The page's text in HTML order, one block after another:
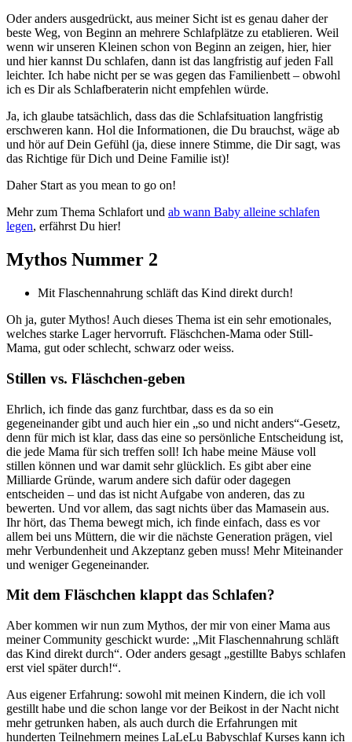
Oder anders ausgedrückt, aus meiner Sicht ist es genau daher der
beste Weg, von Beginn an mehrere Schlafplätze zu etablieren. Weil
wenn wir unseren Kleinen schon von Beginn an zeigen, hier, hier
und hier kannst Du schlafen, dann ist das langfristig auf jeden Fall
leichter. Ich habe nicht per se was gegen das Familienbett – obwohl
ich es Dir als Schlafberaterin nicht empfehlen würde.
Ja, ich glaube tatsächlich, dass das die Schlafsituation langfristig
erschweren kann. Hol die Informationen, die Du brauchst, wäge ab
und hör auf Dein Gefühl (ja, diese innere Stimme, die Dir sagt, was
das Richtige für Dich und Deine Familie ist)!
Daher Start as you mean to go on!
Mehr zum Thema Schlafort und ab wann Baby alleine schlafen
legen, erfährst Du hier!
Mythos Nummer 2
Mit Flaschennahrung schläft das Kind direkt durch!
Oh ja, guter Mythos! Auch dieses Thema ist ein sehr emotionales,
welches starke Lager hervorruft. Fläschchen-Mama oder Still-
Mama, gut oder schlecht, schwarz oder weiss.
Stillen vs. Fläschchen-geben
Ehrlich, ich finde das ganz furchtbar, dass es da so ein
gegeneinander gibt und auch hier ein „so und nicht anders“-Gesetz,
denn für mich ist klar, dass das eine so persönliche Entscheidung ist,
die jede Mama für sich treffen soll! Ich habe meine Mäuse voll
stillen können und war damit sehr glücklich. Es gibt aber eine
Milliarde Gründe, warum andere sich dafür oder dagegen
entscheiden – und das ist nicht Aufgabe von anderen, das zu
bewerten. Und vor allem, das sagt nichts über das Mamasein aus.
Ihr hört, das Thema bewegt mich, ich finde einfach, dass es vor
allem bei uns Müttern, die wir die nächste Generation prägen, viel
mehr Verbundenheit und Akzeptanz geben muss! Mehr Miteinander
und weniger Gegeneinander.
Mit dem Fläschchen klappt das Schlafen?
Aber kommen wir nun zum Mythos, der mir von einer Mama aus
meiner Community geschickt wurde: „Mit Flaschennahrung schläft
das Kind direkt durch“. Oder anders gesagt „gestillte Babys schlafen
erst viel später durch!“.
Aus eigener Erfahrung: sowohl mit meinen Kindern, die ich voll
gestillt habe und die schon lange vor der Beikost in der Nacht nicht
mehr getrunken haben, als auch durch die Erfahrungen mit
hunderten Teilnehmern meines LaLeLu Babyschlaf Kurses kann ich